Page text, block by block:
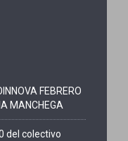
FEBRERO
MANCHEGA
del colectivo